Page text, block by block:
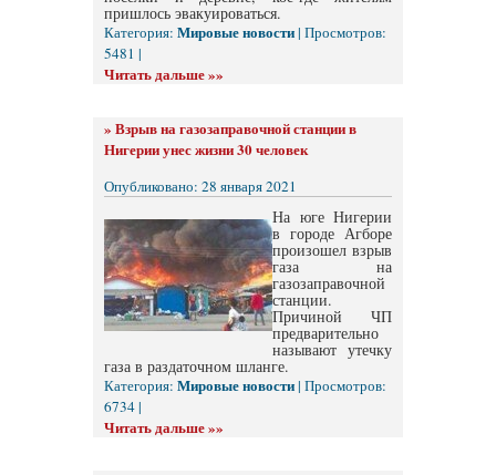
пришлось эвакуироваться.
Категория: Мировые новости| Просмотров:
5481 |
Читать дальше »»
» Взрыв на газозаправочной станции в
Нигерии унес жизни 30 человек
Опубликовано: 28 января 2021
На юге Нигерии
в городе Агборе
произошел взрыв
газа на
газозаправочной
станции.
Причиной ЧП
предварительно
называют утечку
газа в раздаточном шланге.
Категория: Мировые новости| Просмотров:
6734 |
Читать дальше »»